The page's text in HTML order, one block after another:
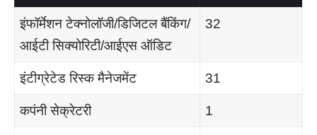
इंफॉर्मेशन टेक्नोलॉजी/डिजिटल बैंकिंग/
आईटी सिक्योरिटी/आईएस ऑडिट
32
इंटीग्रेटेड रिस्क मैनेजमेंट 31
कपंनी सेक्रेटरी 1